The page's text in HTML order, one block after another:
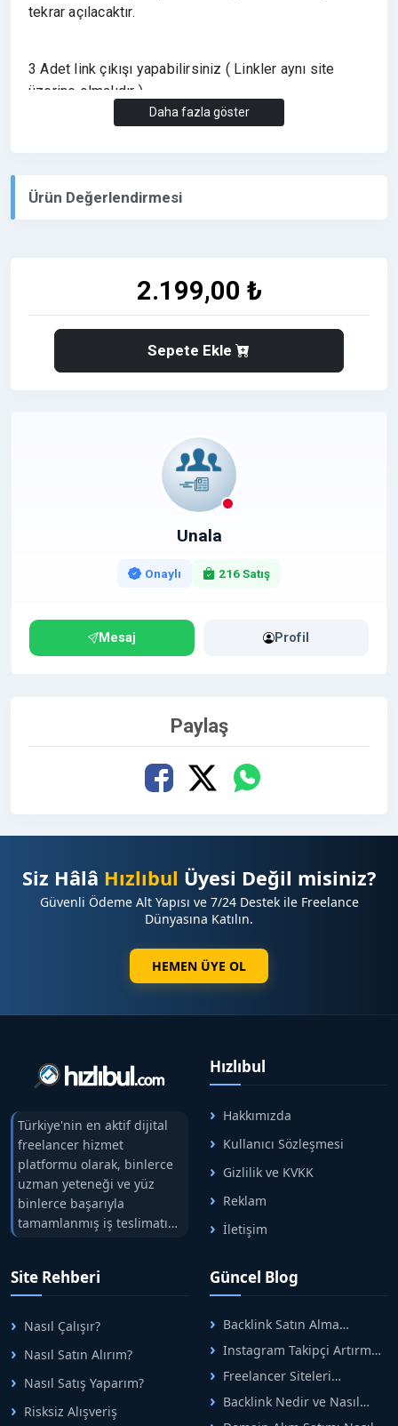
tekrar açılacaktır.
3 Adet link çıkışı yapabilirsiniz ( Linkler aynı site
üzerine olmalıdır )
Daha fazla göster
Ürün Değerlendirmesi
2.199,00 ₺
Sepete Ekle
Unala
Onaylı 216 Satış
Mesaj Profil
Paylaş
Siz Hâlâ Hızlıbul Üyesi Değil misiniz?
Güvenli Ödeme Alt Yapısı ve 7/24 Destek ile Freelance
Dünyasına Katılın.
HEMEN ÜYE OL
Türkiye'nin en aktif dijital
freelancer hizmet
platformu olarak, binlerce
uzman yeteneği ve yüz
binlerce başarıyla
tamamlanmış iş teslimatını
tek çatıda buluşturuyoruz.
arasındaki süreci risksiz
alışveriş sistemi ile koruyan
ticaretin güvenli
adreslerinden birisidir.
Hızlıbul
Hakkımızda
Kullanıcı Sözleşmesi
Gizlilik ve KVKK
Reklam
İletişim
Site Rehberi
Nasıl Çalışır?
Nasıl Satın Alırım?
Nasıl Satış Yaparım?
Risksiz Alışveriş
Güncel Blog
Backlink Satın Alma
Rehberi: Güvenli SEO İçin
Doğru Adımlar
Instagram Takipçi Artırma
Yöntemleri: Organik Büyüme
Rehberi
Freelancer Siteleri
Arasında Doğru Seçim Nasıl
Yapılır
Backlink Nedir ve Nasıl
Alınır? Etkili Yöntemler